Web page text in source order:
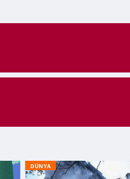
DÜNYA